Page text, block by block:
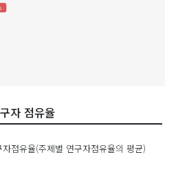
자 점유율
자점유율(주제별 연구자점유율의 평균)